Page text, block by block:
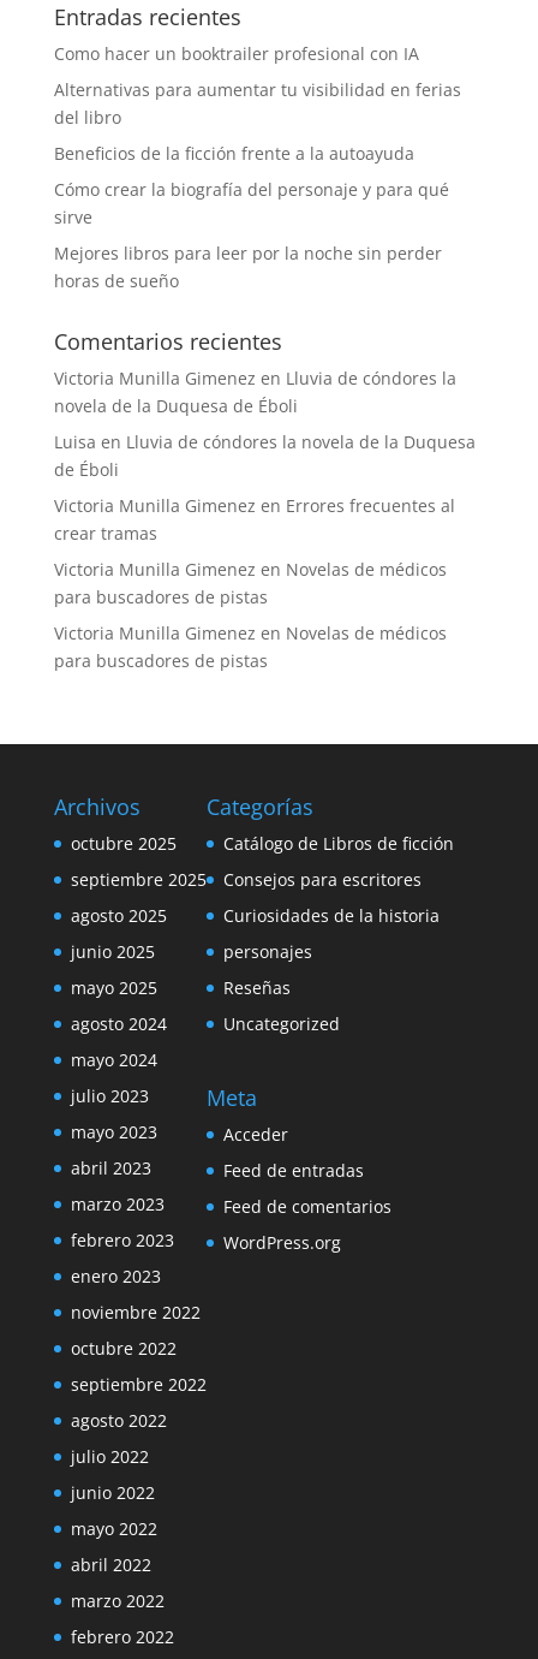
Entradas recientes
Como hacer un booktrailer profesional con IA
Alternativas para aumentar tu visibilidad en ferias
del libro
Beneficios de la ficción frente a la autoayuda
Cómo crear la biografía del personaje y para qué
sirve
Mejores libros para leer por la noche sin perder
horas de sueño
Comentarios recientes
Victoria Munilla Gimenez en Lluvia de cóndores la
novela de la Duquesa de Éboli
Luisa en Lluvia de cóndores la novela de la Duquesa
de Éboli
Victoria Munilla Gimenez en Errores frecuentes al
crear tramas
Victoria Munilla Gimenez en Novelas de médicos
para buscadores de pistas
Victoria Munilla Gimenez en Novelas de médicos
para buscadores de pistas
Archivos
octubre 2025
septiembre 2025
agosto 2025
junio 2025
mayo 2025
agosto 2024
mayo 2024
julio 2023
mayo 2023
abril 2023
marzo 2023
febrero 2023
enero 2023
noviembre 2022
octubre 2022
septiembre 2022
agosto 2022
julio 2022
junio 2022
mayo 2022
abril 2022
marzo 2022
febrero 2022
Categorías
Catálogo de Libros de ficción
Consejos para escritores
Curiosidades de la historia
personajes
Reseñas
Uncategorized
Meta
Acceder
Feed de entradas
Feed de comentarios
WordPress.org